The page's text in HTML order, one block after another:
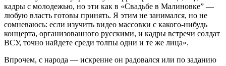
кадры с молодежью, но эти как в «Свадьбе в Малиновке” —
любую власть готовы принять. Я этим не занимался, но не
сомневаюсь: если изучить видео массовки с какого-нибудь
концерта, организованного русскими, и кадры встречи солдат
ВСУ, точно найдете среди толпы одни и те же лица».
Впрочем, с народа — искренне он радовался или по заданию